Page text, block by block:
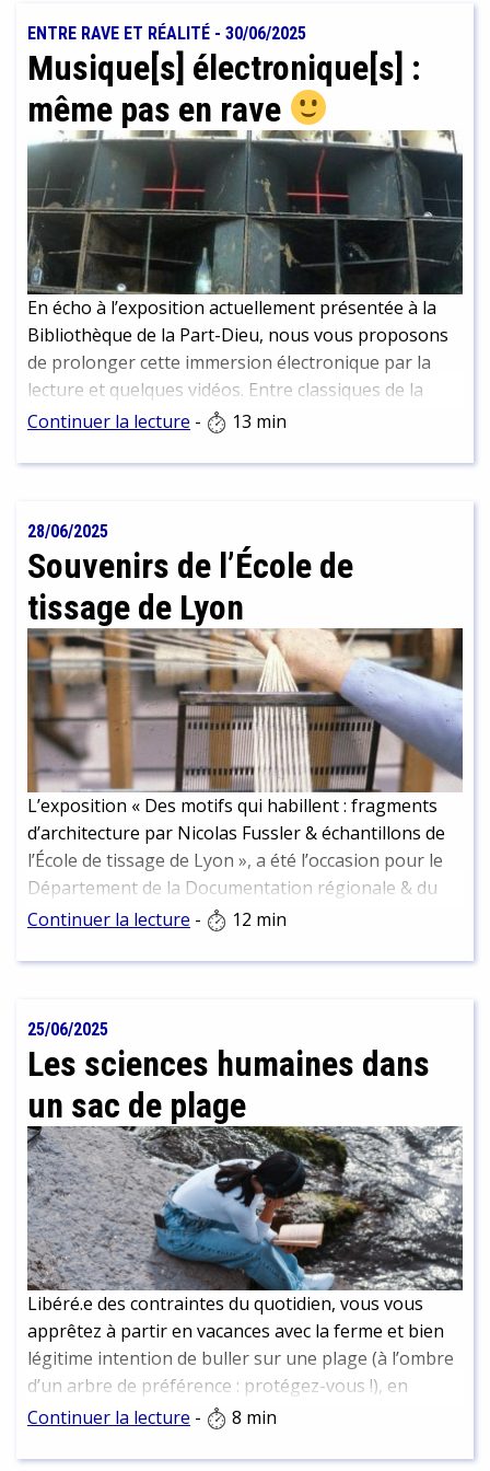
ENTRE RAVE ET RÉALITÉ - 30/06/2025
Musique[s] électronique[s] :
même pas en rave
En écho à l’exposition actuellement présentée à la
Bibliothèque de la Part-Dieu, nous vous proposons
de prolonger cette immersion électronique par la
lecture et quelques vidéos. Entre classiques de la
culture électro et nouvelles perspectives.
Continuer la lecture - 13 min
28/06/2025
Souvenirs de l’École de
tissage de Lyon
L’exposition « Des motifs qui habillent : fragments
d’architecture par Nicolas Fussler & échantillons de
l’École de tissage de Lyon », a été l’occasion pour le
Département de la Documentation régionale & du
Dépôt légal de mettre un coup de projecteur sur
conserve une partie des collections. Visites,
reconstituer son histoire et d’en faire un portrait
vivant que nous vous livrons ici.
Continuer la lecture - 12 min
25/06/2025
Les sciences humaines dans
un sac de plage
Libéré.e des contraintes du quotidien, vous vous
apprêtez à partir en vacances avec la ferme et bien
légitime intention de buller sur une plage (à l’ombre
d’un arbre de préférence : protégez-vous !), en
dégainant un roman bien dépaysant… Et si la période
Continuer la lecture - 8 min